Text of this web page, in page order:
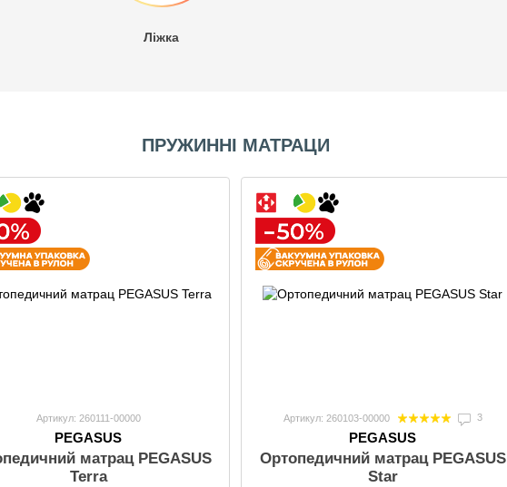
Ліжка
ПРУЖИННІ МАТРАЦИ
Артикул: 260111-00000
PEGASUS
матрац PEGASUS
Terra
Артикул: 260103-00000 3
PEGASUS
Ортопедичний матрац PEGASUS
Star